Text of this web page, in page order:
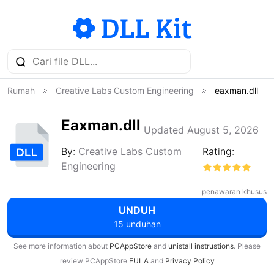
Rumah Creative Labs Custom Engineering eaxman.dll
Eaxman.dll Updated August 5, 2026
By: Creative Labs Custom
Engineering
Rating:
penawaran khusus
UNDUH
15 unduhan
See more information about PCAppStore and unistall instrustions. Please
review PCAppStore EULAand Privacy Policy